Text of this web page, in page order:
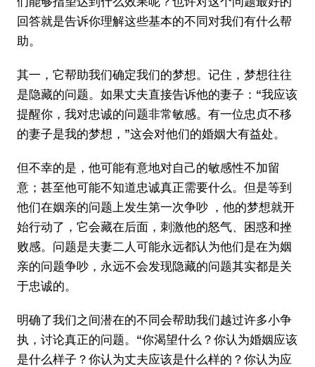
回答就是告诉你理解这些基本的不同对我们有什么帮
助。
其一，它帮助我们确定我们的梦想。记住，梦想往往
是隐藏的问题。如果丈夫直接告诉他的妻子：“我应该
提醒你，我对忠诚的问题非常敏感。有一位忠贞不移
的妻子是我的梦想，”这会对他们的婚姻大有益处。
但不幸的是，他可能有意地对自己的敏感性不加留
意；甚至他可能不知道忠诚真正需要什么。但是等到
他们在姻亲的问题上发生第一次争吵 ，他的梦想就开
始行动了，它会藏在后面，刺激他的怒气、困惑和挫
败感。问题是夫妻二人可能永远都认为他们是在为姻
亲的问题争吵，永远不会发现隐藏的问题其实都是关
于忠诚的。
明确了我们之间潜在的不同会帮助我们越过许多小争
执，讨论真正的问题。“你渴望什么？你认为婚姻应该
是什么样子？你认为丈夫应该是什么样的？你认为应